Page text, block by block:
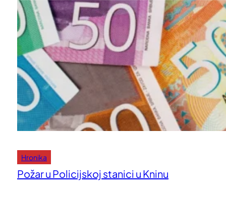
Hronika
Požar u Policijskoj stanici u Kninu